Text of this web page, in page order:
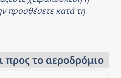
is
προσθέσετε κατά τη
το αεροδρόμιο